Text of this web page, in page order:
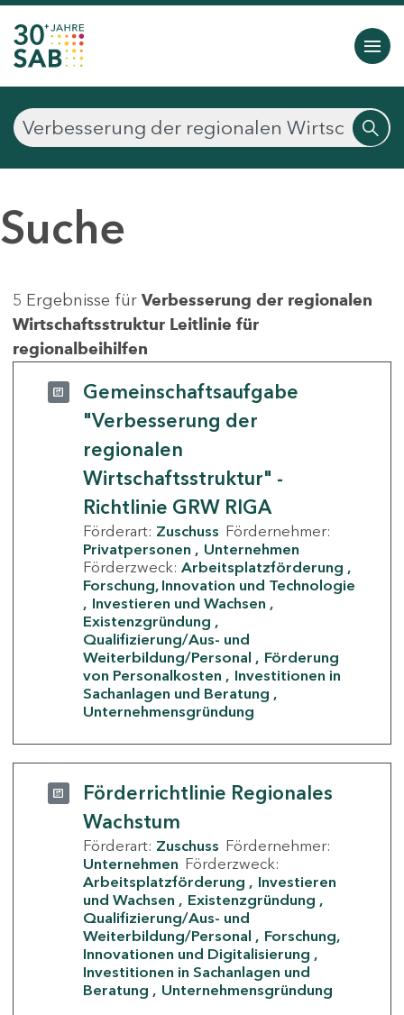
Suche
5 Ergebnisse für Verbesserung der regionalen
Wirtschaftsstruktur Leitlinie für
regionalbeihilfen
Gemeinschaftsaufgabe
"Verbesserung der
regionalen
Wirtschaftsstruktur" -
Richtlinie GRW RIGA
Förderart: Zuschuss Fördernehmer:
Privatpersonen
Unternehmen
Förderzweck: Arbeitsplatzförderung
Forschung, Innovation und Technologie
Investieren und Wachsen
Existenzgründung
Qualifizierung/Aus- und
Weiterbildung/Personal
Förderung
von Personalkosten
Investitionen in
Sachanlagen und Beratung
Unternehmensgründung
Förderrichtlinie Regionales
Wachstum
Förderart: Zuschuss Fördernehmer:
Unternehmen Förderzweck:
Arbeitsplatzförderung
Investieren
und Wachsen
Existenzgründung
Qualifizierung/Aus- und
Weiterbildung/Personal
Forschung,
Innovationen und Digitalisierung
Investitionen in Sachanlagen und
Beratung
Unternehmensgründung